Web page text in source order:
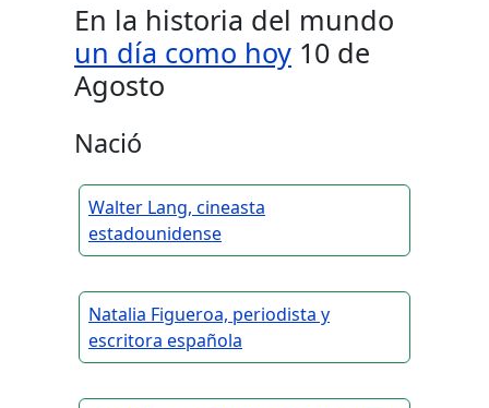
En la historia del mundo
un día como hoy 10 de
Agosto
Nació
Walter Lang, cineasta
estadounidense
Natalia Figueroa, periodista y
escritora española